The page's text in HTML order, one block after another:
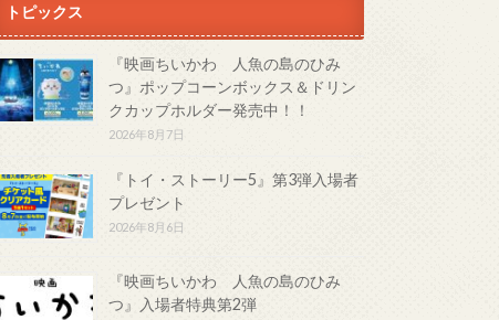
トピックス
『映画ちいかわ 人魚の島のひみ
つ』ポップコーンボックス＆ドリン
クカップホルダー発売中！！
2026年8月7日
『トイ・ストーリー5』第3弾入場者
プレゼント
2026年8月6日
『映画ちいかわ 人魚の島のひみ
つ』入場者特典第2弾